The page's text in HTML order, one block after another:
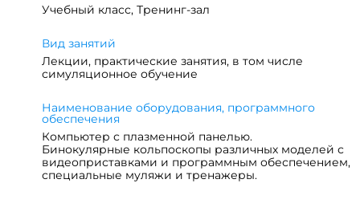
Учебный класс, Тренинг-зал
Вид занятий
Лекции, практические занятия, в том числе
симуляционное обучение
Наименование оборудования, программного
обеспечения
Компьютер с плазменной панелью.
Бинокулярные кольпоскопы различных моделей с
видеоприставками и программным обеспечением,
специальные муляжи и тренажеры.